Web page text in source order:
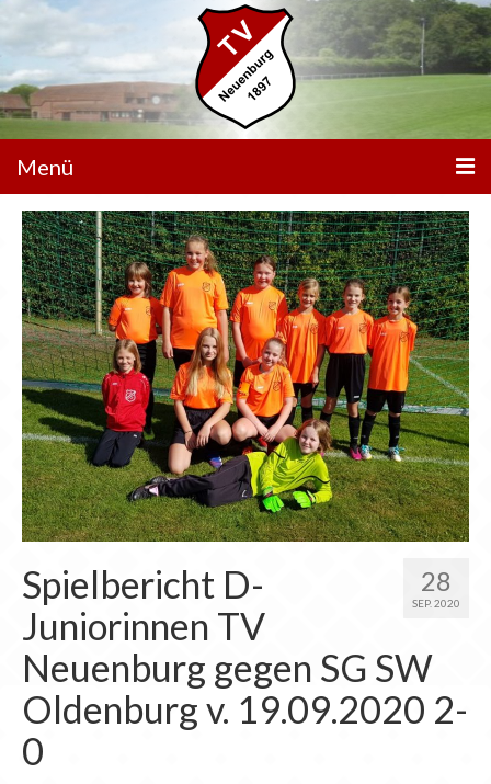
Menü
Unser Verein
Spielbetrieb
Mannschaften
Walking Football
Sportanlagen
Sponsoren
Chronik
Archiv
28
SEP. 2020
Spielbericht D-
Juniorinnen TV
Neuenburg gegen SG SW
Oldenburg v. 19.09.2020 2-
0